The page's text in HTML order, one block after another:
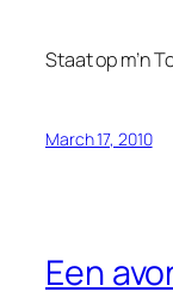
Staat op m’n
March 17, 2010
Een